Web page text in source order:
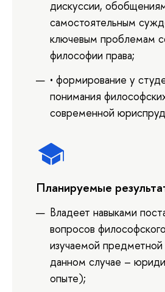
дискуссии,
самостоятельным
ключевым проблемам
философии права;
• формирование у
понимания
современной
Планируемые
Владеет навыками
вопросов
изучаемой
данном случае –
опыте);